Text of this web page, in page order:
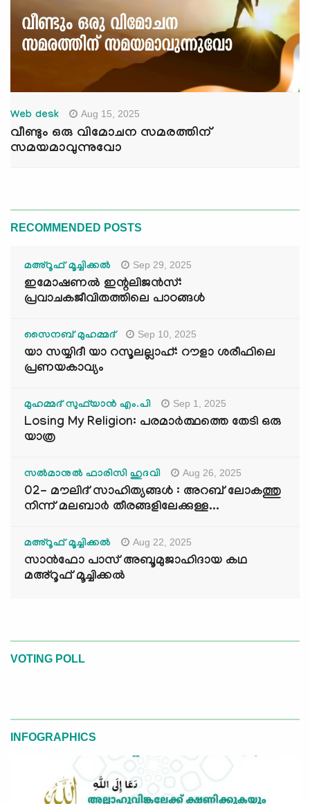
Web desk Aug 15, 2025
വീണ്ടും ഒരു വിമോചന സമരത്തിന്
സമയമാവുന്നുവോ
RECOMMENDED POSTS
മഅ്റൂഫ് മൂച്ചിക്കല്‍ Sep 29, 2025
ഇമോഷണൽ ഇന്റലിജൻസ്:
പ്രവാചകജീവിതത്തിലെ പാഠങ്ങൾ
സൈനബ് മുഹമ്മദ് Sep 10, 2025
യാ സയ്യിദീ യാ റസൂലല്ലാഹ്: റൗളാ ശരീഫിലെ
പ്രണയകാവ്യം
മുഹമ്മദ് സുഫ്‌യാൻ എം.പി Sep 1, 2025
Losing My Religion: പരമാർത്ഥത്തെ തേടി ഒരു
യാത്ര
സൽമാനുൽ ഫാരിസി ഹുദവി Aug 26, 2025
02- മൗലിദ് സാഹിത്യങ്ങൾ : അറബ് ലോകത്തു
നിന്ന് മലബാർ തീരങ്ങളിലേക്കുള്ള...
മഅ്റൂഫ് മൂച്ചിക്കല്‍ Aug 22, 2025
സാൻഫോ പാസ് അബൂമുജാഹിദായ കഥ
മഅ്റൂഫ് മൂച്ചിക്കല്‍
VOTING POLL
INFOGRAPHICS